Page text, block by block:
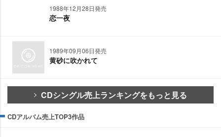
1988年12月28日発売
恋一夜
1989年09月06日発売
黄砂に吹かれて
CDシングル売上ランキングをもっと見る
CDアルバム売上TOP3作品